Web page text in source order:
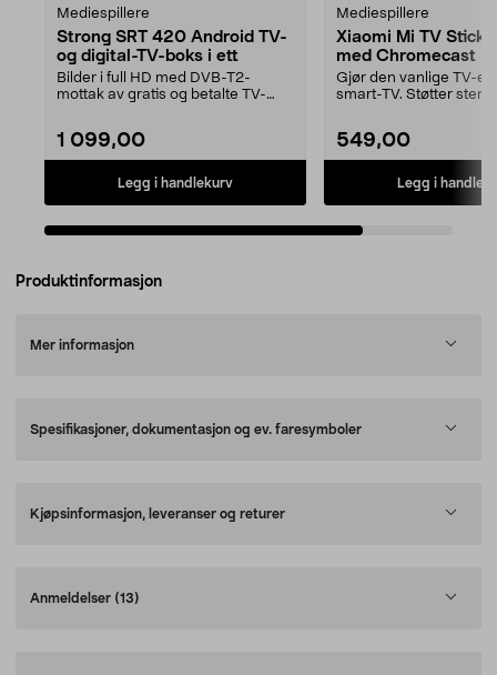
Mediespillere
Strong SRT 420 Android TV-
og digital-TV-boks i ett
Bilder i full HD med DVB-T2-
mottak av gratis og betalte TV-
1 099,00
Legg i handlekurv
Mediespillere
Xiaomi Mi TV Stick
med Chromecast
Gjør den vanlige TV-en
smart-TV. Støtter
549,00
Legg i
Produktinformasjon
Mer informasjon
Spesifikasjoner, dokumentasjon og ev. faresymboler
Kjøpsinformasjon, leveranser og returer
Anmeldelser (13)